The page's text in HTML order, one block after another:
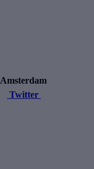
Amsterdam
Twitter